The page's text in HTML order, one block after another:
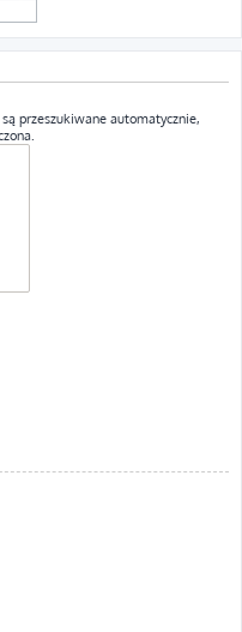
przeszukiwane automatycznie,